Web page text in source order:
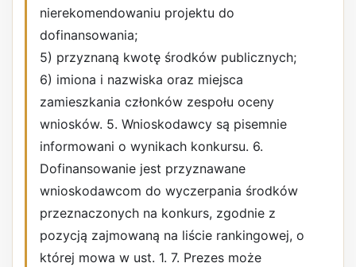
nierekomendowaniu projektu do
dofinansowania;
5) przyznaną kwotę środków publicznych;
6) imiona i nazwiska oraz miejsca
zamieszkania członków zespołu oceny
wniosków. 5. Wnioskodawcy są pisemnie
informowani o wynikach konkursu. 6.
Dofinansowanie jest przyznawane
wnioskodawcom do wyczerpania środków
przeznaczonych na konkurs, zgodnie z
pozycją zajmowaną na liście rankingowej, o
której mowa w ust. 1. 7. Prezes może